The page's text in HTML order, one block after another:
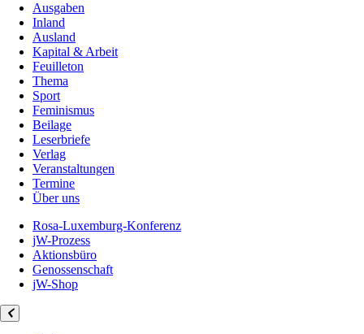
Ausgaben
Inland
Ausland
Kapital & Arbeit
Feuilleton
Thema
Sport
Feminismus
Beilage
Leserbriefe
Verlag
Veranstaltungen
Termine
Über uns
Rosa-Luxemburg-Konferenz
jW-Prozess
Aktionsbüro
Genossenschaft
jW-Shop